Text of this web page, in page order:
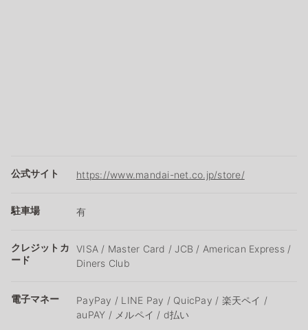
公式サイト https://www.mandai-net.co.jp/store/
駐車場 有
クレジットカ
ード
VISA / Master Card / JCB / American Express /
Diners Club
電子マネー
PayPay / LINE Pay / QuicPay / 楽天ペイ /
auPAY / メルペイ / d払い